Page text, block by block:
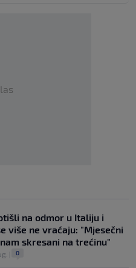
na odmor u Italiju i
više ne vraćaju: "Mjesečni
skresani na trećinu"
0